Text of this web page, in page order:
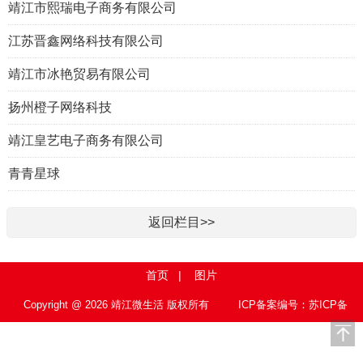
靖江市熙瑞电子商务有限公司
江苏晋鑫网络科技有限公司
靖江市冰艳贸易有限公司
扬州橙子网络科技
靖江皇艺电子商务有限公司
青青星球
返回栏目>>
首页 | 图片
Copyright @ 2026 靖江微生活 版权所有
ICP备案编号：苏ICP备
15010767号